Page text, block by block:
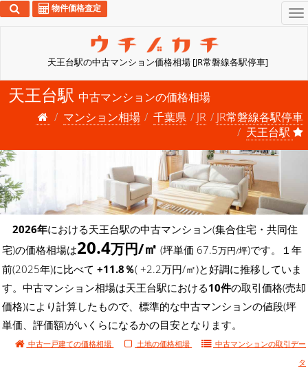
天王台駅の中古マンション価格相場 [JR常磐線各駅停車]
物件価格査定
天王台駅 中古マンションの価格相場
マンション相場
千葉県 JR
JR常磐線各駅停車
天王台駅
2026年における天王台駅の中古マンション(集合住宅・共同住
宅)の価格相場は20.4万円/㎡ (坪単価 67.5万円/坪)です。１年
前(2025年)に比べて +11.8％( +2.2万円/㎡)と好調に推移していま
す。中古マンション相場は天王台駅における10件の取引価格(売却
価格)により計算したもので、標準的な中古マンションの値段(坪
単価、評価額)がいくらになるかの目安となります。
中古一戸建ての価格相場 土地の価格相場 中古マンションの取引デー
タ